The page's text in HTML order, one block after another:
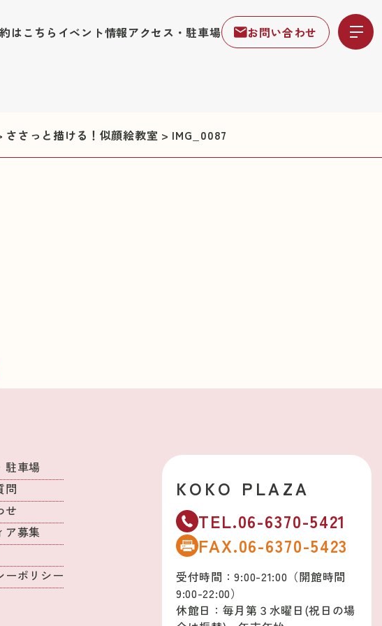
はこちら イベント情報アクセス・駐車場 お問い合わせ
ささっと描ける！似顔絵教室 > IMG_0087
駐車場
問
せ
ア募集
ーポリシー
KOKO PLAZA
TEL.06-6370-5421
FAX.06-6370-5423
受付時間：9:00-21:00（開館時間
9:00-22:00）
休館日：毎月第３水曜日(祝日の場